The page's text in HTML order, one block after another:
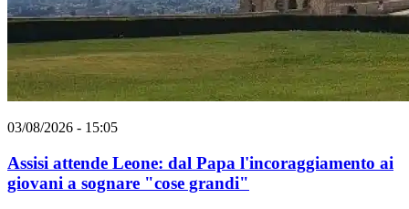
03/08/2026 - 15:05
Assisi attende Leone: dal Papa l'incoraggiamento ai
giovani a sognare "cose grandi"